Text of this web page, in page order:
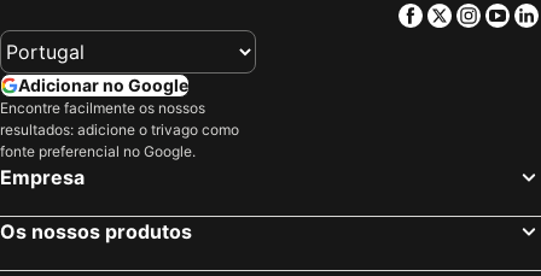
Facebook
Twitter
Adicionar no Google
Encontre facilmente os nossos
resultados: adicione o trivago como
fonte preferencial no Google.
Empresa
Os nossos produtos